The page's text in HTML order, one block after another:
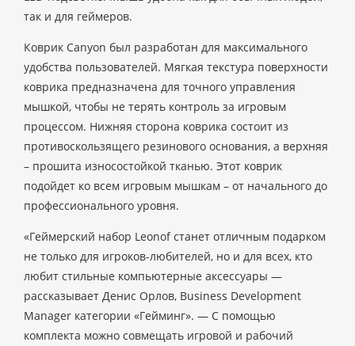
так и для геймеров.
Коврик Canyon был разработан для максимального
удобства пользователей. Мягкая текстура поверхности
коврика предназначена для точного управления
мышкой, чтобы не терять контроль за игровым
процессом. Нижняя сторона коврика состоит из
противоскользящего резинового основания, а верхняя
– прошита износостойкой тканью. Этот коврик
подойдет ко всем игровым мышкам – от начального до
профессионального уровня.
«Геймерский набор Leonof станет отличным подарком
не только для игроков-любителей, но и для всех, кто
любит стильные компьютерные аксессуары —
рассказывает Денис Орлов, Business Development
Manager категории «Гейминг». — С помощью
комплекта можно совмещать игровой и рабочий